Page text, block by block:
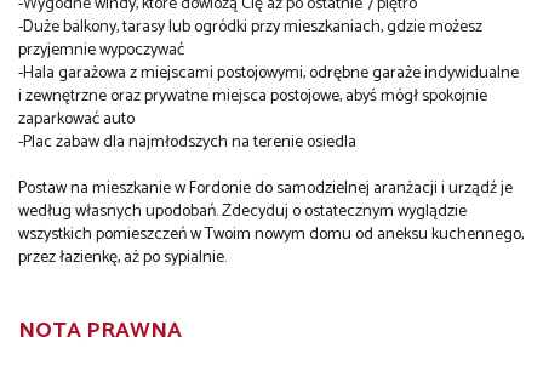
-Duże balkony, tarasy lub ogródki przy mieszkaniach, gdzie możesz
przyjemnie wypoczywać
-Hala garażowa z miejscami postojowymi, odrębne garaże indywidualne
i zewnętrzne oraz prywatne miejsca postojowe, abyś mógł spokojnie
zaparkować auto
-Plac zabaw dla najmłodszych na terenie osiedla
Postaw na mieszkanie w Fordonie do samodzielnej aranżacji i urządź je
według własnych upodobań. Zdecyduj o ostatecznym wyglądzie
wszystkich pomieszczeń w Twoim nowym domu od aneksu kuchennego,
przez łazienkę, aż po sypialnie.
NOTA PRAWNA